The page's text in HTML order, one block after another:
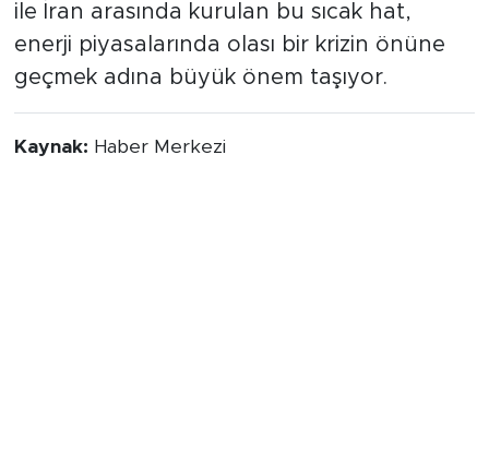
ile İran arasında kurulan bu sıcak hat,
enerji piyasalarında olası bir krizin önüne
geçmek adına büyük önem taşıyor.
Kaynak: Haber Merkezi